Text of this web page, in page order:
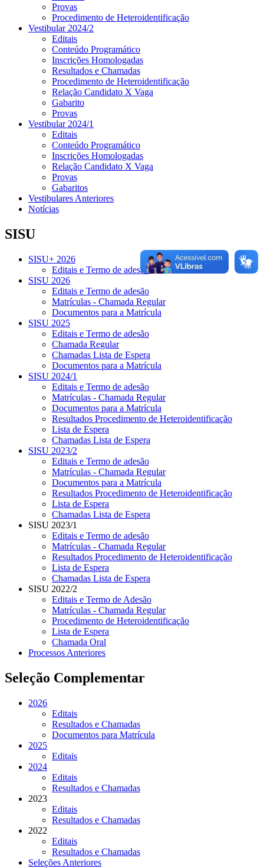
Provas
Procedimento de Heteroidentificação
Vestibular 2024/2
Editais
Conteúdo Programático
Inscrições Homologadas
Resultados e Chamadas
Procedimento de Heteroidentificação
Relação Candidato X Vaga
Gabarito
Provas
Vestibular 2024/1
Editais
Conteúdo Programático
Inscrições Homologadas
Relação Candidato X Vaga
Provas
Gabaritos
Vestibulares Anteriores
Notícias
SISU
SISU+ 2026
Editais e Termo de adesão
SISU 2026
Editais e Termo de adesão
Matrículas - Chamada Regular
Documentos para a Matrícula
SISU 2025
Editais e Termo de adesão
Chamada Regular
Chamadas Lista de Espera
Documentos para a Matrícula
SISU 2024/1
Editais e Termo de adesão
Matrículas - Chamada Regular
Documentos para a Matrícula
Resultados Procedimento de Heteroidentificação
Lista de Espera
Chamadas Lista de Espera
SISU 2023/2
Editais e Termo de adesão
Matrículas - Chamada Regular
Documentos para a Matrícula
Resultados Procedimento de Heteroidentificação
Lista de Espera
Chamadas Lista de Espera
SISU 2023/1
Editais e Termo de adesão
Matrículas - Chamada Regular
Resultados Procedimento de Heteroidentificação
Lista de Espera
Chamadas Lista de Espera
SISU 2022/2
Editais e Termo de Adesão
Matrículas - Chamada Regular
Procedimento de Heteroidentificação
Lista de Espera
Chamada Oral
Processos Anteriores
Seleção Complementar
2026
Editais
Resultados e Chamadas
Documentos para Matrícula
2025
Editais
2024
Editais
Resultados e Chamadas
2023
Editais
Resultados e Chamadas
2022
Editais
Resultados e Chamadas
Seleções Anteriores